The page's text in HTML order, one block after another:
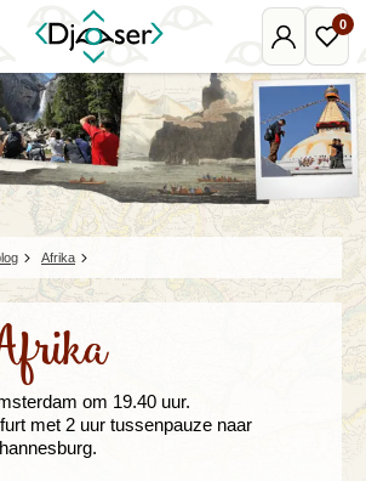
Mijn
Djoser
0
Afrika
om 19.40 uur.
met 2 uur tussenpauze naar